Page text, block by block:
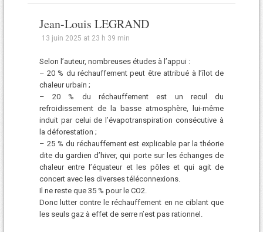
Jean-Louis LEGRAND
13 juin 2025 at 23 h 39 min
Selon l’auteur, nombreuses études à l’appui :
– 20 % du réchauffement peut être attribué à l’îlot de
chaleur urbain ;
– 20 % du réchauffement est un recul du
refroidissement de la basse atmosphère, lui-même
induit par celui de l’évapotranspiration consécutive à
la déforestation ;
– 25 % du réchauffement est explicable par la théorie
dite du gardien d’hiver, qui porte sur les échanges de
chaleur entre l’équateur et les pôles et qui agit de
concert avec les diverses téléconnexions.
Il ne reste que 35 % pour le CO2.
Donc lutter contre le réchauffement en ne ciblant que
les seuls gaz à effet de serre n’est pas rationnel.